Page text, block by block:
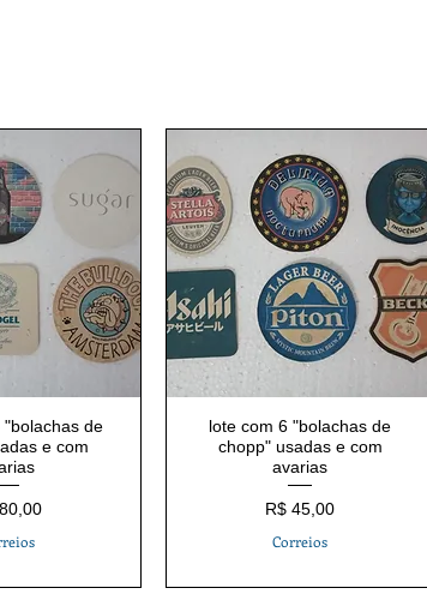
"bolachas de
e com
lote com 6 "bolachas de
chopp" usadas e com
avarias
Preço
R$ 45,00
Correios